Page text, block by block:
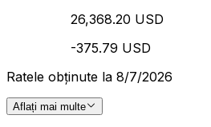
26,368.20 USD
-375.79 USD
Ratele obținute la 8/7/2026
Aflați mai multe